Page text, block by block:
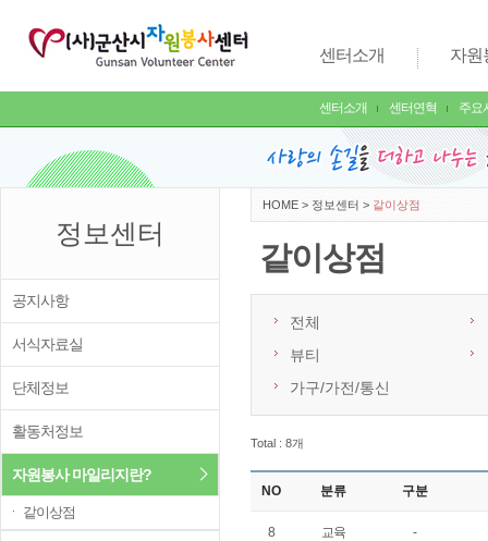
센터소개
센터소개 센터연혁 주요
자원
정보센터
공지사항
서식자료실
단체정보
활동처정보
자원봉사 마일리지란?
ㆍ 같이상점
HOME > 정보센터 > 같이상점
같이상점
전체
뷰티
가구/가전/통신
Total : 8개
NO 분류 구분
8 교육 -